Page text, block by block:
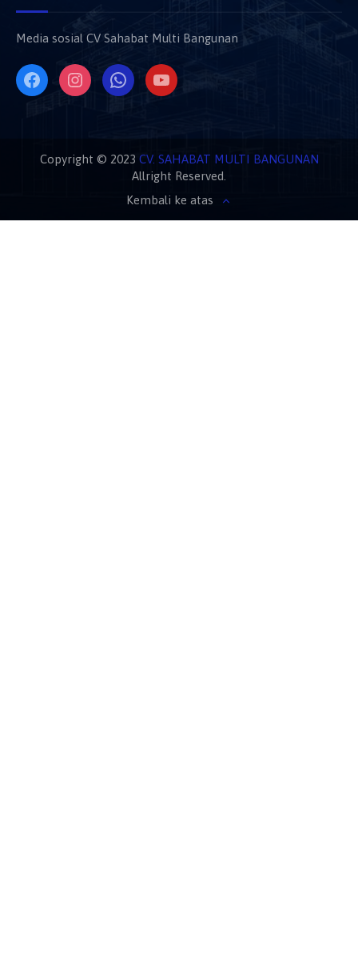
Media sosial CV Sahabat Multi Bangunan
Copyright © 2023 CV. SAHABAT MULTI BANGUNAN
Allright Reserved.
Kembali ke atas